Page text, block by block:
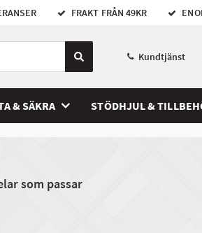
FRAKT FRÅN 49KR
Kundtjänst
& SÄKRA STÖDHJUL &
som passar